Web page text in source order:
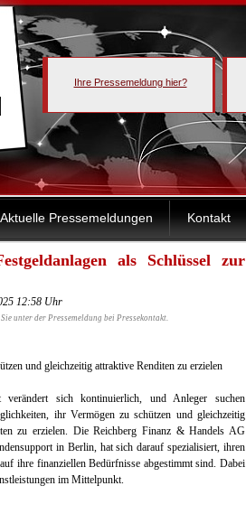
Ihre Pressemeldung hier?
Aktuelle Pressemeldungen Kontakt
als Schlüssel zur
12:58 Uhr
unter der Pressemeldung bei Pressekontakt.
und gleichzeitig attraktive Renditen zu erzielen
verändert sich kontinuierlich, und Anleger suchen
ihr Vermögen zu schützen und gleichzeitig
zu erzielen. Die Reichberg Finanz & Handels AG
in Berlin, hat sich darauf spezialisiert, ihren
ihre finanziellen Bedürfnisse abgestimmt sind. Dabei
im Mittelpunkt.